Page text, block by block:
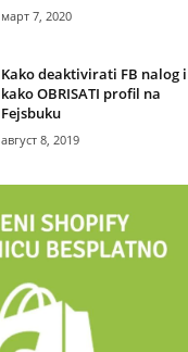
март 7, 2020
Kako deaktivirati FB nalog i
kako OBRISATI profil na
Fejsbuku
август 8, 2019